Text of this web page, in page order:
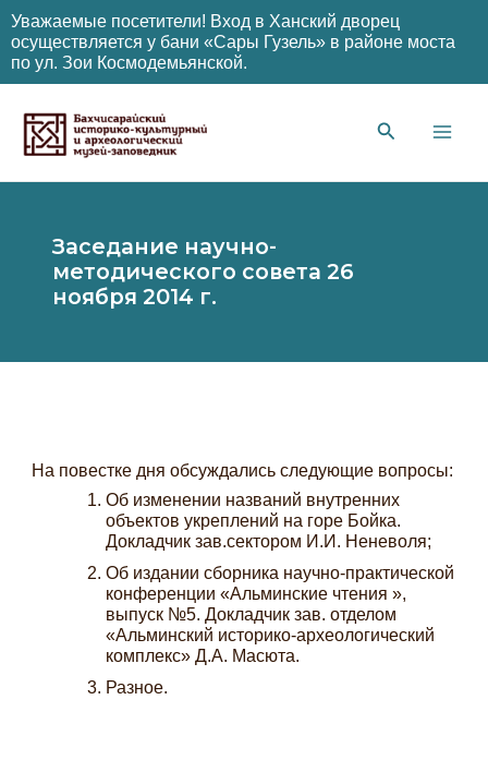
Уважаемые посетители! Вход в Ханский дворец
осуществляется у бани «Сары Гузель» в районе моста
по ул. Зои Космодемьянской.
содержимому
Заседание научно-
методического совета 26
ноября 2014 г.
На повестке дня обсуждались следующие вопросы:
Об изменении названий внутренних
объектов укреплений на горе Бойка.
Докладчик зав.сектором И.И. Неневоля;
Об издании сборника научно-практической
конференции «Альминские чтения »,
выпуск №5. Докладчик зав. отделом
«Альминский историко-археологический
комплекс» Д.А. Масюта.
Разное.